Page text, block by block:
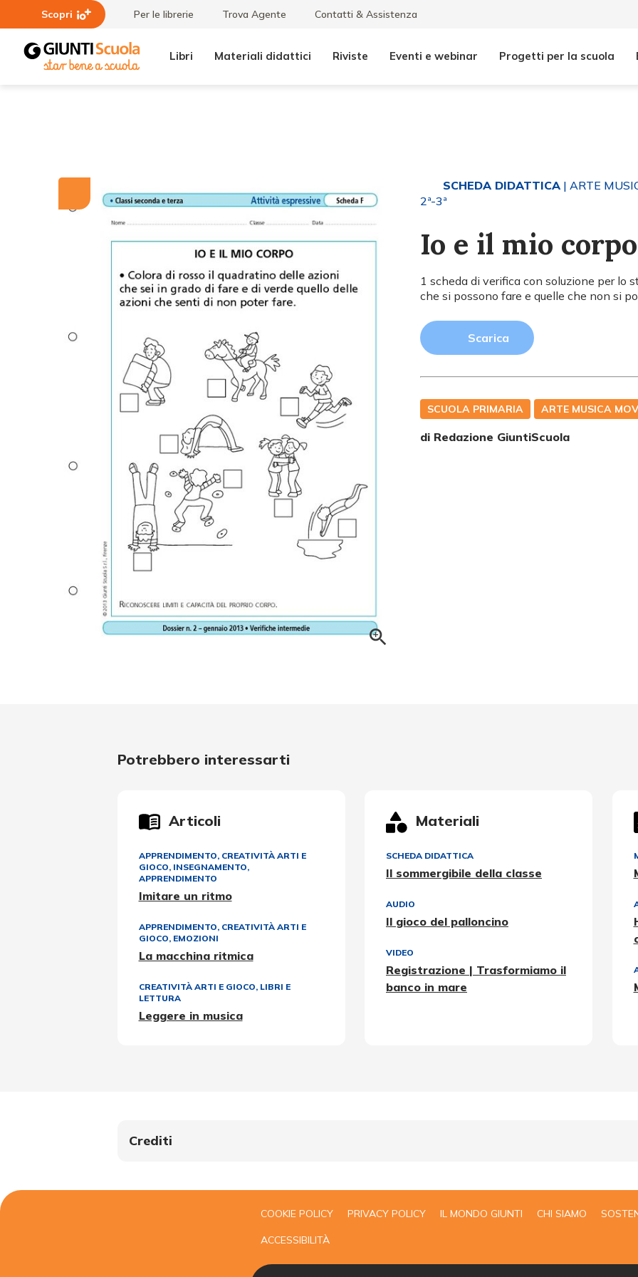
Scopri Per le librerie Trova Agente Contatti & Assistenza
Libri Materiali didattici Riviste Eventi e webinar Progetti per la scuola
SCHEDA DIDATTICA| ARTE
2ª-3ª
Io e il mio corpo
1 scheda di verifica con soluzione per lo
che si possono fare e quelle che non si
Scarica
SCUOLA PRIMARIA ARTE MUSICA
di Redazione GiuntiScuola
Potrebbero interessarti
Articoli
APPRENDIMENTO, CREATIVITÀ ARTI E
GIOCO, INSEGNAMENTO,
APPRENDIMENTO
Imitare un ritmo
APPRENDIMENTO, CREATIVITÀ ARTI E
GIOCO, EMOZIONI
La macchina ritmica
CREATIVITÀ ARTI E GIOCO, LIBRI E
LETTURA
Leggere in musica
Materiali
SCHEDA DIDATTICA
Il sommergibile della classe
AUDIO
Il gioco del palloncino
VIDEO
Registrazione | Trasformiamo il
banco in mare
Crediti
COOKIE POLICY PRIVACY POLICY IL MONDO GIUNTI CHI SIAMO
ACCESSIBILITÀ